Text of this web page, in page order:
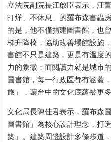
立法院副院長江啟臣表示，汪
打烊、不休息」的羅布森書蟲
的是，他不僅捐建圖書館，也
梯升降椅，協助改善場館設施
書館不只是建築，更是有溫度
力的象徵；而閱讀力就是城市
圖書館，每一行政區都有涵蓋
旅」，讓台中的文化底蘊被更多
文化局長陳佳君表示，羅布森
圖書館」為核心設計理念，打
築」。建築周邊設計多條步道